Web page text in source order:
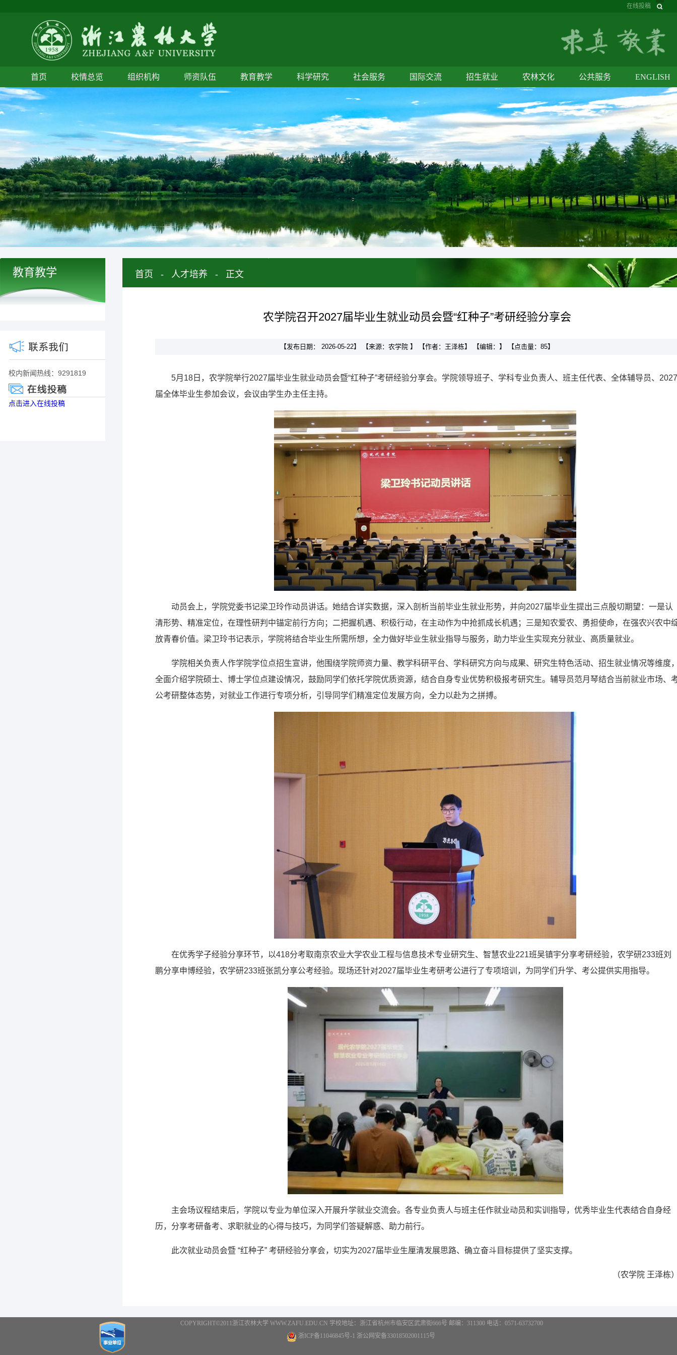
在线投稿
首页 校情总览 组织机构 师资队伍 教育教学 科学研究 社会服务 国际交流 招生就业 农林文化 公共服务 ENGLISH
教育教学
校内新闻热线：9291819
点击进入在线投稿
首页 - 人才培养 - 正文
农学院召开2027届毕业生就业动员会暨“红种子”考研经验分享会
【发布日期： 2026-05-22】 【来源：农学院 】 【作者：王泽栋】 【编辑：】 【点击量： 85】
5月18日，农学院举行2027届毕业生就业动员会暨“红种子”考研经验分享会。学院领导班子、学科专业负责人、班主任代表、全体辅导员、2027
届全体毕业生参加会议，会议由学生办主任主持。
动员会上，学院党委书记梁卫玲作动员讲话。她结合详实数据，深入剖析当前毕业生就业形势，并向2027届毕业生提出三点殷切期望：一是认
清形势、精准定位，在理性研判中锚定前行方向；二把握机遇、积极行动，在主动作为中抢抓成长机遇；三是知农爱农、勇担使命，在强农兴农中
放青春价值。梁卫玲书记表示，学院将结合毕业生所需所想，全力做好毕业生就业指导与服务，助力毕业生实现充分就业、高质量就业。
学院相关负责人作学院学位点招生宣讲，他围绕学院师资力量、教学科研平台、学科研究方向与成果、研究生特色活动、招生就业情况等维度
全面介绍学院硕士、博士学位点建设情况，鼓励同学们依托学院优质资源，结合自身专业优势积极报考研究生。辅导员范月琴结合当前就业市场、
公考研整体态势，对就业工作进行专项分析，引导同学们精准定位发展方向，全力以赴为之拼搏。
在优秀学子经验分享环节，以418分考取南京农业大学农业工程与信息技术专业研究生、智慧农业221班吴镇宇分享考研经验，农学研233班刘
鹏分享申博经验，农学研233班张凯分享公考经验。现场还针对2027届毕业生考研考公进行了专项培训，为同学们升学、考公提供实用指导。
主会场议程结束后，学院以专业为单位深入开展升学就业交流会。各专业负责人与班主任作就业动员和实训指导，优秀毕业生代表结合自身经
历，分享考研备考、求职就业的心得与技巧，为同学们答疑解惑、助力前行。
此次就业动员会暨 “红种子” 考研经验分享会，切实为2027届毕业生厘清发展思路、确立奋斗目标提供了坚实支撑。
（农学院 王泽栋
COPYRIGHT©2011浙江农林大学 WWW.ZAFU.EDU.CN 学校地址：浙江省杭州市临安区武肃街666号 邮编：311300 电话：0571-63732700
浙ICP备11046845号-1 浙公网安备33018502001115号